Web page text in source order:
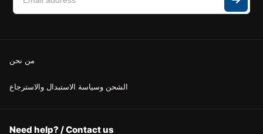
من نحن
الشحن وسياسة الاستبدال والاسترجاع
Need help? / Contact us